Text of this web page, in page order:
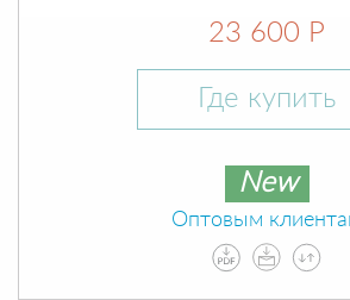
23 600 Р
Где купить
New
Оптовым